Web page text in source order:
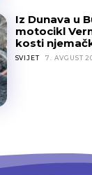
Iz Dunava u
motocikl
kosti
SVIJET 7. AVGUST